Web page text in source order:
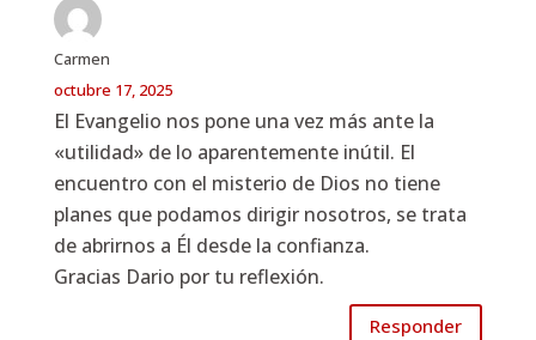
Carmen
octubre 17, 2025
El Evangelio nos pone una vez más ante la
«utilidad» de lo aparentemente inútil. El
encuentro con el misterio de Dios no tiene
planes que podamos dirigir nosotros, se trata
de abrirnos a Él desde la confianza.
Gracias Dario por tu reflexión.
Responder